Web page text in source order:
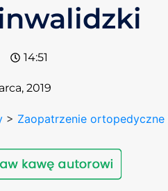
14:51
2019
> Zaopatrzenie ortopedyczne